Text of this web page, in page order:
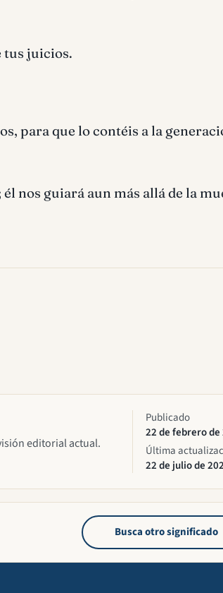
tus juicios.
para que lo contéis a la
nos guiará aun más allá de la
editorial actual.
Publicado
22 de febrero de
Última
22 de julio de
Busca otro significado